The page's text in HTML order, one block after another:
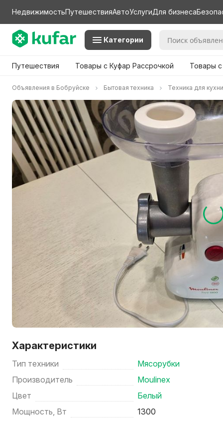
НедвижимостьПутешествияАвтоУслугиДля бизнеса
Категории
Путешествия Товары с Куфар Рассрочкой Товары
Объявления в Бобруйске Бытовая техника Техника для кухни
Характеристики
Тип техники
Мясорубки
Производитель
Moulinex
Цвет
Белый
Мощность, Вт
1300